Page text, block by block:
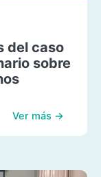
del caso
sobre
Ver más →